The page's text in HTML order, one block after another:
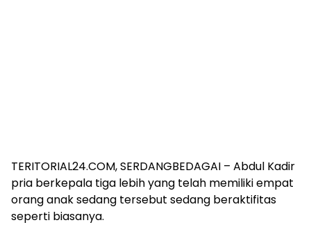
TERITORIAL24.COM, SERDANGBEDAGAI – Abdul Kadir
pria berkepala tiga lebih yang telah memiliki empat
orang anak sedang tersebut sedang beraktifitas
seperti biasanya.